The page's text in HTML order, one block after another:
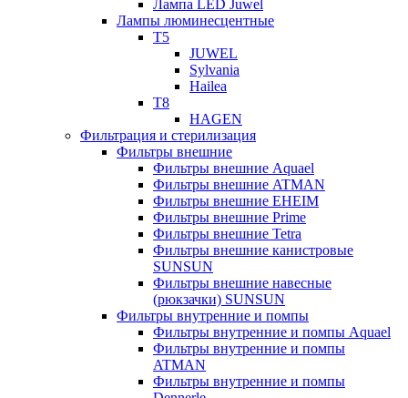
Лампа LED Juwel
Лампы люминесцентные
T5
JUWEL
Sylvania
Hailea
T8
HAGEN
Фильтрация и стерилизация
Фильтры внешние
Фильтры внешние Aquael
Фильтры внешние ATMAN
Фильтры внешние EHEIM
Фильтры внешние Prime
Фильтры внешние Tetra
Фильтры внешние канистровые
SUNSUN
Фильтры внешние навесные
(рюкзачки) SUNSUN
Фильтры внутренние и помпы
Фильтры внутренние и помпы Aquael
Фильтры внутренние и помпы
ATMAN
Фильтры внутренние и помпы